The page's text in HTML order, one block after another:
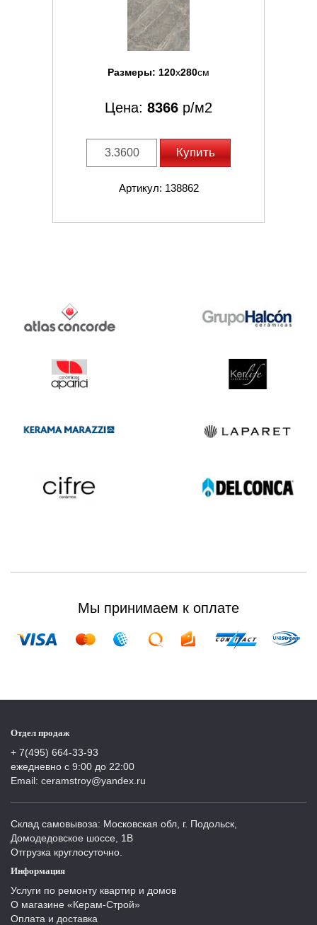
Размеры: 120x280см
Цена: 8366 р/м2
Купить
Артикул: 138862
Мы принимаем к оплате
Отдел продаж
+ 7(495) 664-33-93
ежедневно с 9:00 до 22:00
Email: ceramstroy@yandex.ru
Склад самовывоза: Московская обл, г. Подольск,
Домодедовское шоссе, 1В
Отгрузка круглосуточно.
Информация
Услуги по ремонту квартир и домов
О магазине «Керам-Строй»
Оплата и доставка